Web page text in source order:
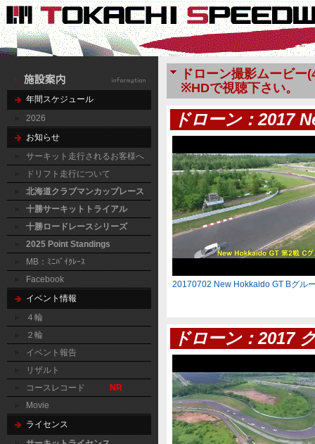
年間スケジュール
2026
お知らせ
サーキット走行されるお客様へ
ドリフト走行について
北海道クラブマンカップレース
十勝サーキットトライアル
十勝ロードレースシリーズ
2025 Point Standings
MB：ﾐﾆﾊﾞｲｸﾚｰｽ
Facebook
イベント情報
４輪
２輪
イベント報告
リザルト
コースレコード
NR
Movie
ライセンス
ドローン撮影ムービー
※HDで視聴下さい。
ドローン：2017
20170702 New Hokkaido GT Bグル
ドローン：2017